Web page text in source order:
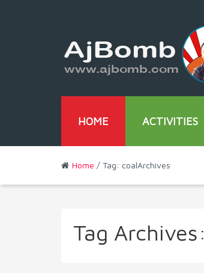
HOME ACTIVITIES
Home / Tag: coalArchives
Tag Archives: